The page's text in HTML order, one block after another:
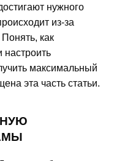
нужного
из-за
как
настроить
максимальный
эта часть статьи.